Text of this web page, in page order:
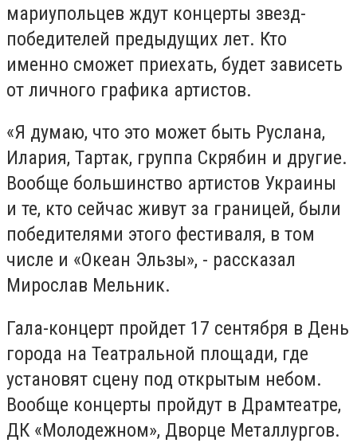
мариупольцев ждут концерты звезд-
победителей предыдущих лет. Кто
именно сможет приехать, будет зависеть
от личного графика артистов.
«Я думаю, что это может быть Руслана,
Илария, Тартак, группа Скрябин и другие.
Вообще большинство артистов Украины
и те, кто сейчас живут за границей, были
победителями этого фестиваля, в том
числе и «Океан Эльзы», - рассказал
Мирослав Мельник.
Гала-концерт пройдет 17 сентября в День
города на Театральной площади, где
установят сцену под открытым небом.
Вообще концерты пройдут в Драмтеатре,
ДК «Молодежном», Дворце Металлургов.